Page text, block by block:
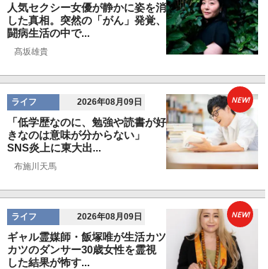
人気セクシー女優が静かに姿を消
した真相。突然の「がん」発覚、
闘病生活の中で...
髙坂雄貴
ライフ 2026年08月09日
「低学歴なのに、勉強や読書が好
きなのは意味が分からない」
SNS炎上に東大出...
布施川天馬
NEW!
ライフ 2026年08月09日
ギャル霊媒師・飯塚唯が生活カツ
カツのダンサー30歳女性を霊視
した結果が怖す...
NEW!